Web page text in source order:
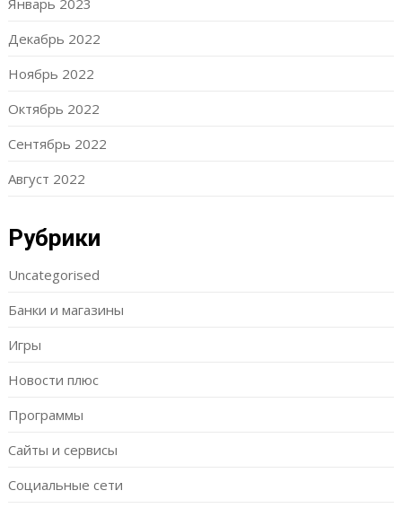
Январь 2023
Декабрь 2022
Ноябрь 2022
Октябрь 2022
Сентябрь 2022
Август 2022
Рубрики
Uncategorised
Банки и магазины
Игры
Новости плюс
Программы
Сайты и сервисы
Социальные сети